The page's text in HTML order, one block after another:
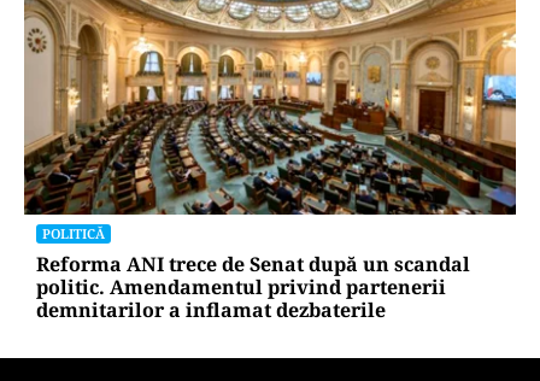
POLITICĂ
Reforma ANI trece de Senat după un scandal
politic. Amendamentul privind partenerii
demnitarilor a inflamat dezbaterile